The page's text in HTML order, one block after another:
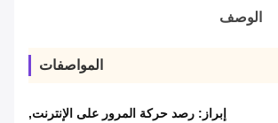
الوصف
المواصفات
إبراز: رصد حركة المرور على الإنترنت,